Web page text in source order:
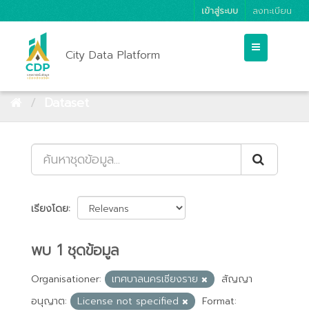
เข้าสู่ระบบ ลงทะเบียน
City Data Platform
เรียงโดย
พบ 1 ชุดข้อมูล
Organisationer: เทศบาลนครเชียงราย
สัญญา
อนุญาต:
License not specified
Format: